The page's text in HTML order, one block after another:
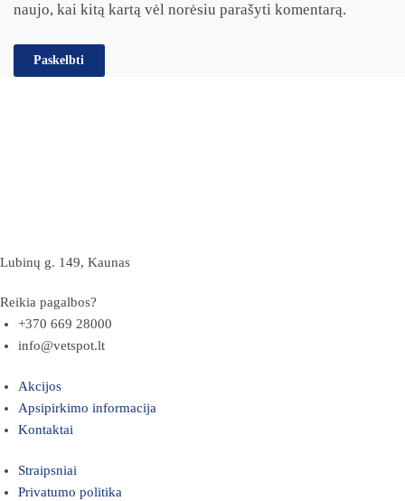
naujo, kai kitą kartą vėl norėsiu parašyti komentarą.
Lubinų g. 149, Kaunas
Reikia pagalbos?
+370 669 28000
info@vetspot.lt
Akcijos
Apsipirkimo informacija
Kontaktai
Straipsniai
Privatumo politika